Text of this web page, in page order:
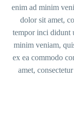
enim ad minim
dolor sit amet,
tempor inci didunt
minim veniam,
ex ea commodo
amet,